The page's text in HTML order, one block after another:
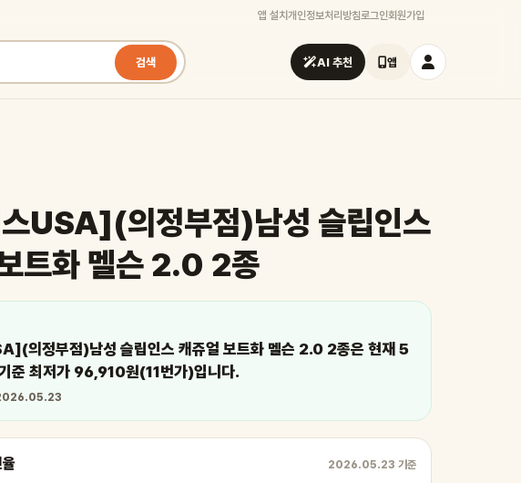
앱 설치 개인정보처리방침로그인회원가입
검색 AI 추천 앱
USA](의정부점)남성 슬립인스
트화 멜슨 2.0 2종
의정부점)남성 슬립인스 캐쥬얼 보트화 멜슨 2.0 2종은 현재 5
준 최저가 96,910원(11번가)입니다.
2026.05.23
율 2026.05.23 기준